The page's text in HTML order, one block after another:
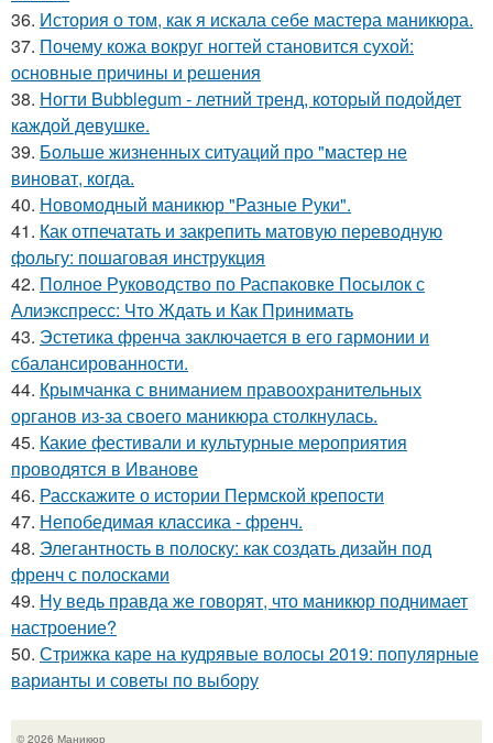
36. История о том, как я искала себе мастера маникюра.
37. Почему кожа вокруг ногтей становится сухой:
основные причины и решения
38. Ногти Bubblegum - летний тренд, который подойдет
каждой девушке.
39. Больше жизненных ситуаций про "мастер не
виноват, когда.
40. Новомодный маникюр "Разные Руки".
41. Как отпечатать и закрепить матовую переводную
фольгу: пошаговая инструкция
42. Полное Руководство по Распаковке Посылок с
Алиэкспресс: Что Ждать и Как Принимать
43. Эстетика френча заключается в его гармонии и
сбалансированности.
44. Крымчанка с вниманием правоохранительных
органов из-за своего маникюра столкнулась.
45. Какие фестивали и культурные мероприятия
проводятся в Иванове
46. Расскажите о истории Пермской крепости
47. Непобедимая классика - френч.
48. Элегантность в полоску: как создать дизайн под
френч с полосками
49. Ну ведь правда же говорят, что маникюр поднимает
настроение?
50. Стрижка каре на кудрявые волосы 2019: популярные
варианты и советы по выбору
© 2026 Маникюр